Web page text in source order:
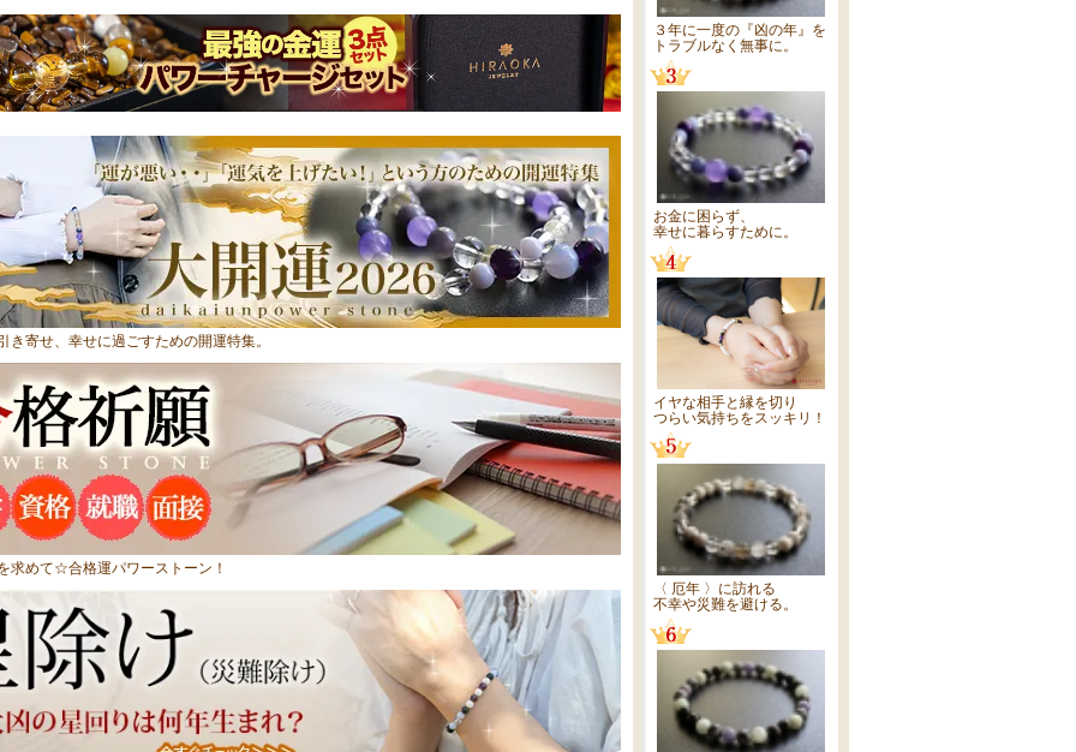
き寄せ、幸せに過ごすための開運特集。
求めて☆合格運パワーストーン！
３年に一度の『凶の年』を
トラブルなく無事に。
お金に困らず、
幸せに暮らすために。
イヤな相手と縁を切り
つらい気持ちをスッキリ！
〈 厄年 〉に訪れる
不幸や災難を避ける。